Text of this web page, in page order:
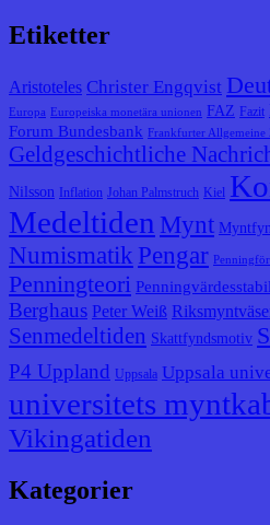
Etiketter
Aristoteles Christer Engqvist
Europa Europeiska monetära unionen FAZ Fazit
Forum Bundesbank Frankfurter Allgemeine
Geldgeschichtliche
Nilsson Inflation Johan Palmstruch Kiel
Medeltiden Mynt
Numismatik Pengar
Penningteori
Berghaus Peter Weiß
Senmedeltiden Skattfyndsmotiv
P4 Uppland Uppsala Uppsala
universitets
Vikingatiden
Kategorier